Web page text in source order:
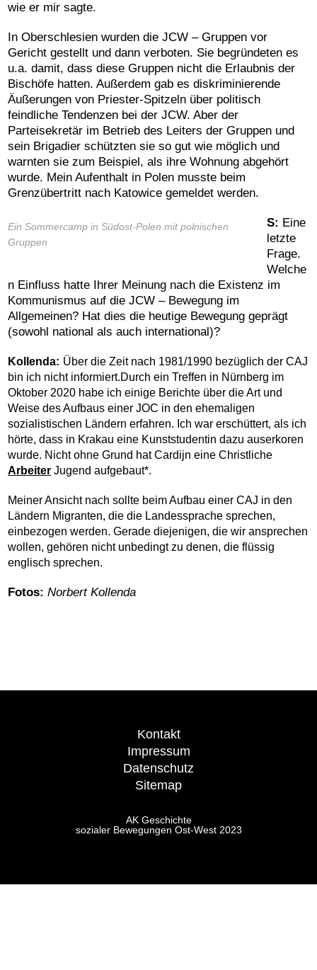
wie er mir sagte.
In Oberschlesien wurden die JCW – Gruppen vor
Gericht gestellt und dann verboten. Sie begründeten es
u.a. damit, dass diese Gruppen nicht die Erlaubnis der
Bischöfe hatten. Außerdem gab es diskriminierende
Äußerungen von Priester-Spitzeln über politisch
feindliche Tendenzen bei der JCW. Aber der
Parteisekretär im Betrieb des Leiters der Gruppen und
sein Brigadier schützten sie so gut wie möglich und
warnten sie zum Beispiel, als ihre Wohnung abgehört
wurde. Mein Aufenthalt in Polen musste beim
Grenzübertritt nach Katowice gemeldet werden.
Ein Sommercamp in Südost-Polen mit polnischen
Gruppen
S: Eine
letzte
Frage.
Welche
n Einfluss hatte Ihrer Meinung nach die Existenz im
Kommunismus auf die JCW – Bewegung im
Allgemeinen? Hat dies die heutige Bewegung geprägt
(sowohl national als auch international)?
Kollenda: Über die Zeit nach 1981/1990 bezüglich der CAJ
bin ich nicht informiert.Durch ein Treffen in Nürnberg im
Oktober 2020 habe ich einige Berichte über die Art und
Weise des Aufbaus einer JOC in den ehemaligen
sozialistischen Ländern erfahren. Ich war erschüttert, als ich
hörte, dass in Krakau eine Kunststudentin dazu auserkoren
wurde. Nicht ohne Grund hat Cardijn eine Christliche
Arbeiter Jugend aufgebaut*.
Meiner Ansicht nach sollte beim Aufbau einer CAJ in den
Ländern Migranten, die die Landessprache sprechen,
einbezogen werden. Gerade diejenigen, die wir ansprechen
wollen, gehören nicht unbedingt zu denen, die flüssig
englisch sprechen.
Fotos: Norbert Kollenda
Kontakt
Impressum
Datenschutz
Sitemap
AK Geschichte
sozialer Bewegungen Ost-West 2023